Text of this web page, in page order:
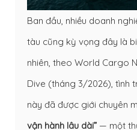
Ban đầu, nhiều doanh
tàu cũng kỳ vọng đây là
nhiên, theo World Cargo
Dive (tháng 3/2026), tình
này đã được giới chuyên
vận hành lâu dài” — một